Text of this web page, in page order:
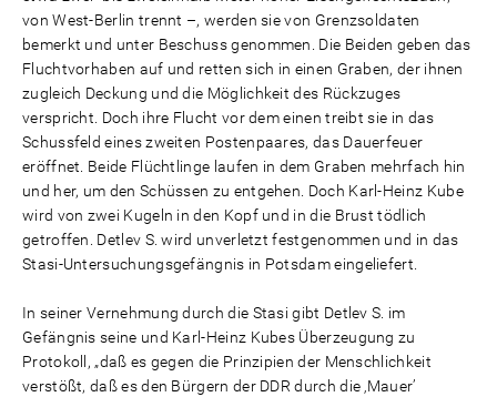
von West-Berlin trennt –, werden sie von Grenzsoldaten
bemerkt und unter Beschuss genommen. Die Beiden geben das
Fluchtvorhaben auf und retten sich in einen Graben, der ihnen
zugleich Deckung und die Möglichkeit des Rückzuges
verspricht. Doch ihre Flucht vor dem einen treibt sie in das
Schussfeld eines zweiten Postenpaares, das Dauerfeuer
eröffnet. Beide Flüchtlinge laufen in dem Graben mehrfach hin
und her, um den Schüssen zu entgehen. Doch Karl-Heinz Kube
wird von zwei Kugeln in den Kopf und in die Brust tödlich
getroffen. Detlev S. wird unverletzt festgenommen und in das
Stasi-Untersuchungsgefängnis in Potsdam eingeliefert.
In seiner Vernehmung durch die Stasi gibt Detlev S. im
Gefängnis seine und Karl-Heinz Kubes Überzeugung zu
Protokoll, „daß es gegen die Prinzipien der Menschlichkeit
verstößt, daß es den Bürgern der DDR durch die ‚Mauer’